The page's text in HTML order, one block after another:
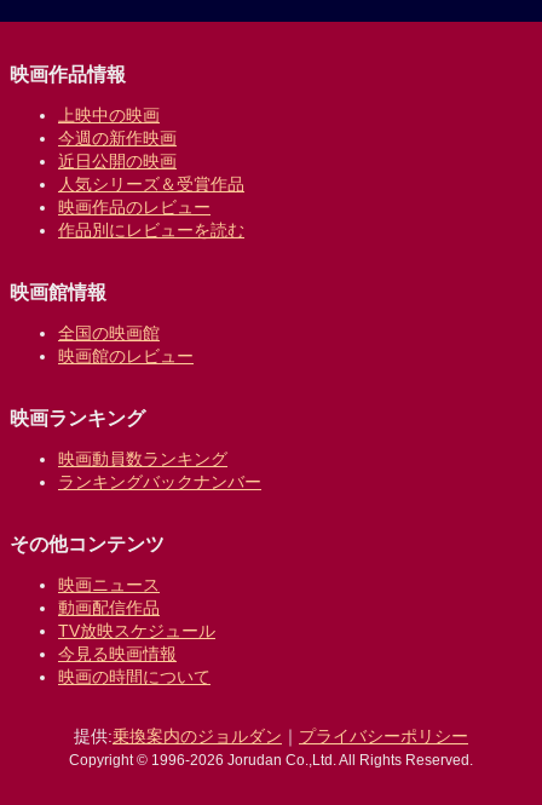
映画作品情報
上映中の映画
今週の新作映画
近日公開の映画
人気シリーズ＆受賞作品
映画作品のレビュー
作品別にレビューを読む
映画館情報
全国の映画館
映画館のレビュー
映画ランキング
映画動員数ランキング
ランキングバックナンバー
その他コンテンツ
映画ニュース
動画配信作品
TV放映スケジュール
今見る映画情報
映画の時間について
提供:乗換案内のジョルダン ｜ プライバシーポリシー
Copyright © 1996-2026 Jorudan Co.,Ltd. All Rights Reserved.